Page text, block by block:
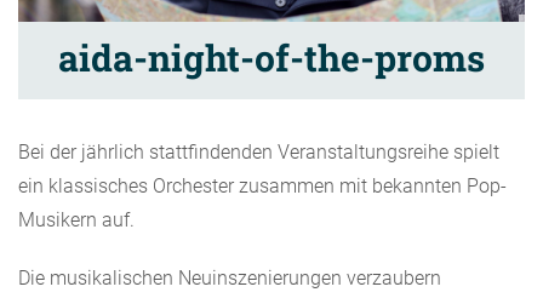
aida-night-of-the-proms
Bei der jährlich stattfindenden Veranstaltungsreihe spielt
ein klassisches Orchester zusammen mit bekannten Pop-
Musikern auf.
Die musikalischen Neuinszenierungen verzaubern